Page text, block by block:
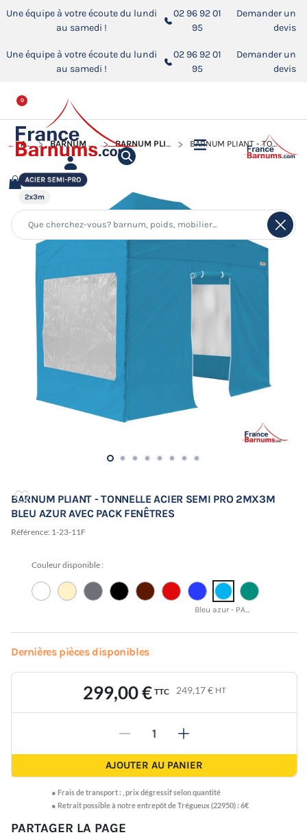
Une équipe à votre écoute du lundi
au samedi !
02 96 92 01
95
Demander un
devis
Une équipe à votre écoute du lundi
au samedi !
02 96 92 01
95
Demander un
devis
0
ACCUEIL BARNUM PLIANT - TONNELLE ACIER SEMI PRO BARNUM PLIANT - TONNELLE ACIER SEMI PRO 2MX3M BARNUM PLIANT - TONNELLE ACIER SEMI PRO 2MX3M BLEU AZUR AVEC PACK FENÊTRES
BARNUM PLIANT - TONNELLE ACIER SEMI PRO 2MX3M
BLEU AZUR AVEC PACK FENÊTRES
Référence: 1-23-11F
Couleur disponible :
Bleu azur - PANTONE 17-4433 TCX
Dernières pièces disponibles
299,00 € TTC 249,17 € HT
- +
AJOUTER AU PANIER
● Frais de transport : prix dégressif selon quantité
● Retrait possible à notre entrepôt de Trégueux (22950) : 6€
PARTAGER LA PAGE